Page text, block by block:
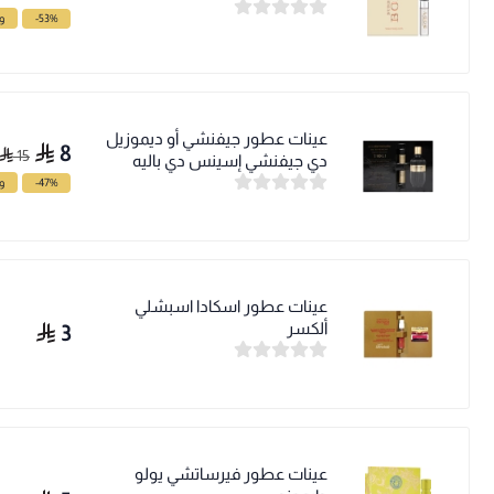
-53%
عينات عطور جيفنشي أو ديموزيل
دي جيفنشي إسينس دي باليه
8
15
-47%
عينات عطور اسكادا اسبشلي
ألكسر
3
عينات عطور فيرساتشي يولو